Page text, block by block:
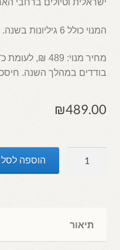
ישראלית וטיולים ברחבי
המנוי כולל 6 גיליונות בשנה.
בודדים במהלך השנה. חיסכון
₪489.00
וטבע
–
הוספה לסל
תיאור